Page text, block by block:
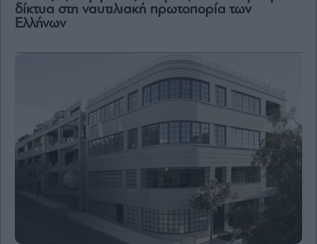
Vivants
Auto
Architecture
Design
Fashion
δίκτυα στη ναυτιλιακή πρωτοπορία των
Ελλήνων